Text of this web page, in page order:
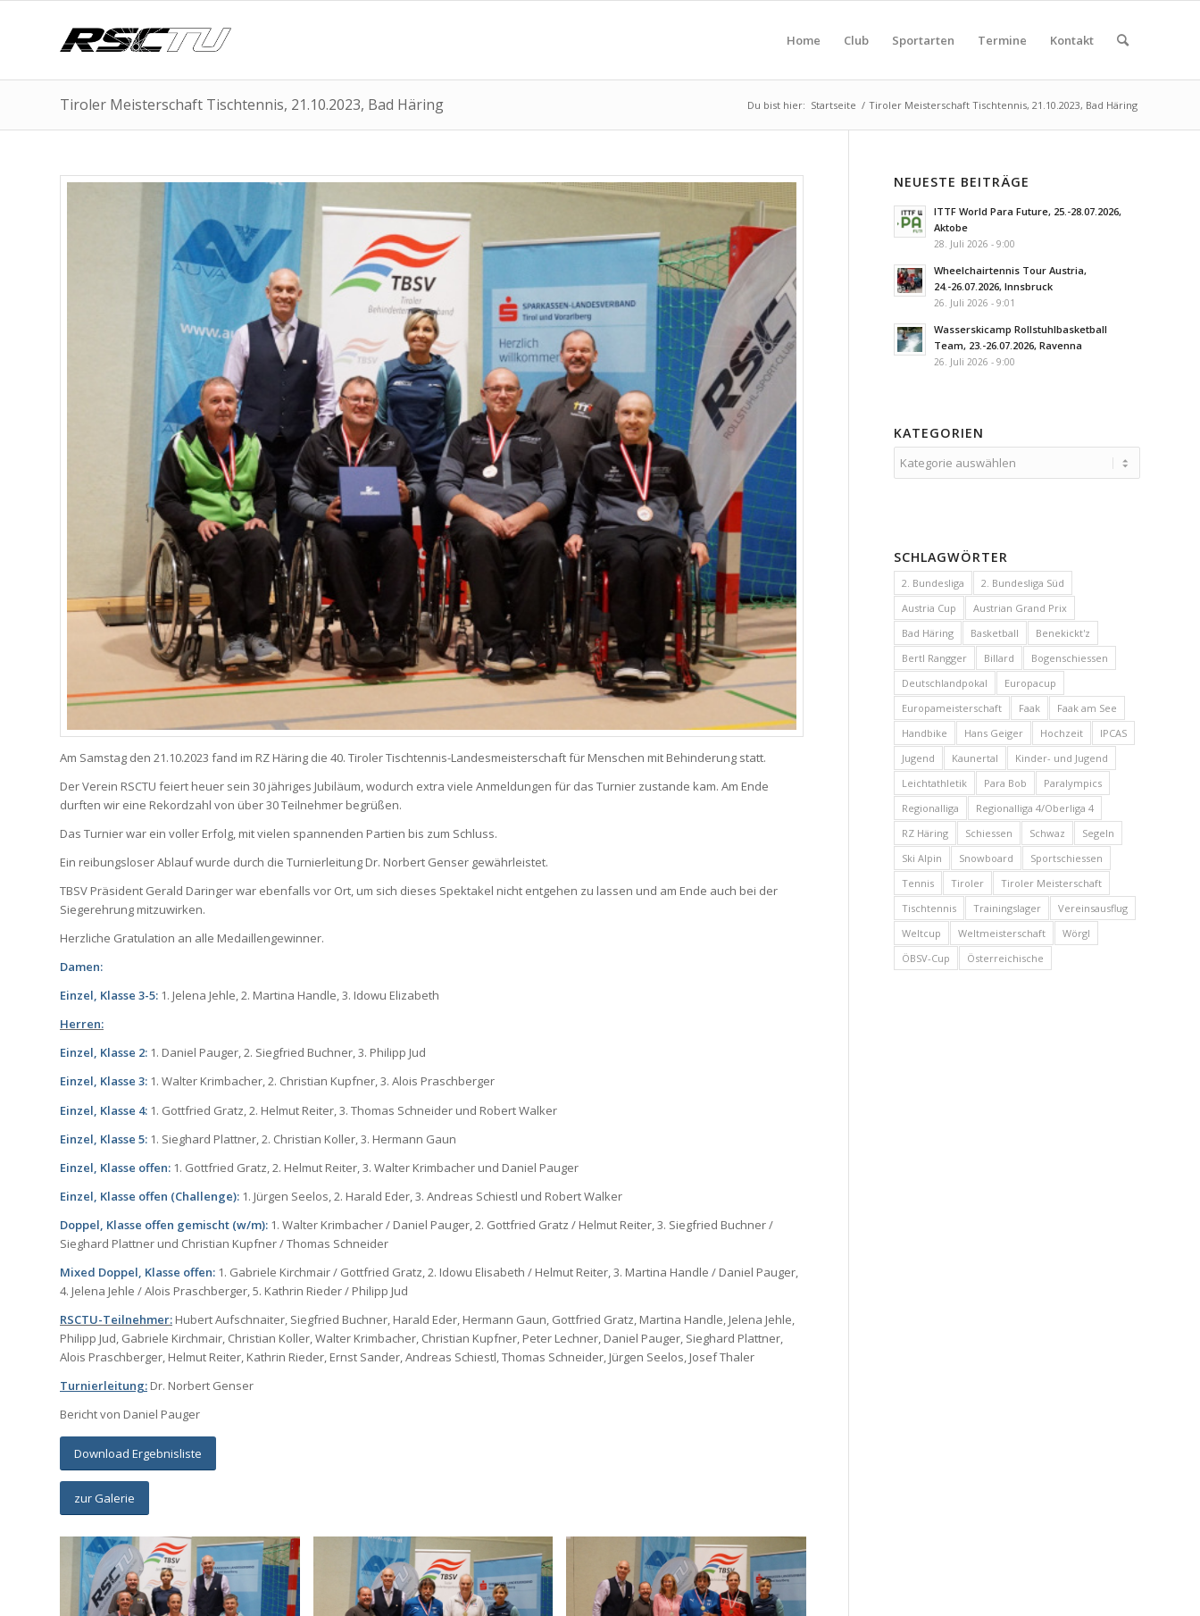
Home Club Sportarten Termine Kontakt
Tiroler Meisterschaft Tischtennis, 21.10.2023, Bad Häring Du bist hier: Startseite / Tiroler Meisterschaft Tischtennis, 21.10.2023, Bad Häring
Am Samstag den 21.10.2023 fand im RZ Häring die 40. Tiroler Tischtennis-Landesmeisterschaft für Menschen mit Behinderung statt.
Der Verein RSCTU feiert heuer sein 30 jähriges Jubiläum, wodurch extra viele Anmeldungen für das Turnier zustande kam. Am Ende
durften wir eine Rekordzahl von über 30 Teilnehmer begrüßen.
Das Turnier war ein voller Erfolg, mit vielen spannenden Partien bis zum Schluss.
Ein reibungsloser Ablauf wurde durch die Turnierleitung Dr. Norbert Genser gewährleistet.
TBSV Präsident Gerald Daringer war ebenfalls vor Ort, um sich dieses Spektakel nicht entgehen zu lassen und am Ende auch bei der
Siegerehrung mitzuwirken.
Herzliche Gratulation an alle Medaillengewinner.
Damen:
Einzel, Klasse 3-5: 1. Jelena Jehle, 2. Martina Handle, 3. Idowu Elizabeth
Herren:
Einzel, Klasse 2: 1. Daniel Pauger, 2. Siegfried Buchner, 3. Philipp Jud
Einzel, Klasse 3: 1. Walter Krimbacher, 2. Christian Kupfner, 3. Alois Praschberger
Einzel, Klasse 4: 1. Gottfried Gratz, 2. Helmut Reiter, 3. Thomas Schneider und Robert Walker
Einzel, Klasse 5: 1. Sieghard Plattner, 2. Christian Koller, 3. Hermann Gaun
Einzel, Klasse offen: 1. Gottfried Gratz, 2. Helmut Reiter, 3. Walter Krimbacher und Daniel Pauger
Einzel, Klasse offen (Challenge): 1. Jürgen Seelos, 2. Harald Eder, 3. Andreas Schiestl und Robert Walker
Doppel, Klasse offen gemischt (w/m): 1. Walter Krimbacher / Daniel Pauger, 2. Gottfried Gratz / Helmut Reiter, 3. Siegfried Buchner /
Sieghard Plattner und Christian Kupfner / Thomas Schneider
Mixed Doppel, Klasse offen: 1. Gabriele Kirchmair / Gottfried Gratz, 2. Idowu Elisabeth / Helmut Reiter, 3. Martina Handle / Daniel Pauger,
4. Jelena Jehle / Alois Praschberger, 5. Kathrin Rieder / Philipp Jud
RSCTU-Teilnehmer: Hubert Aufschnaiter, Siegfried Buchner, Harald Eder, Hermann Gaun, Gottfried Gratz, Martina Handle, Jelena Jehle,
Philipp Jud, Gabriele Kirchmair, Christian Koller, Walter Krimbacher, Christian Kupfner, Peter Lechner, Daniel Pauger, Sieghard Plattner,
Alois Praschberger, Helmut Reiter, Kathrin Rieder, Ernst Sander, Andreas Schiestl, Thomas Schneider, Jürgen Seelos, Josef Thaler
Turnierleitung: Dr. Norbert Genser
Bericht von Daniel Pauger
Download Ergebnisliste
zur Galerie
NEUESTE BEITRÄGE
ITTF World Para Future, 25.-28.07.2026,
Aktobe
28. Juli 2026 - 9:00
Wheelchairtennis Tour Austria,
24.-26.07.2026, Innsbruck
26. Juli 2026 - 9:01
Wasserskicamp Rollstuhlbasketball
Team, 23.-26.07.2026, Ravenna
26. Juli 2026 - 9:00
KATEGORIEN
SCHLAGWÖRTER
2. Bundesliga
2. Bundesliga Süd
Austria Cup
Austrian Grand Prix
Bad Häring
Basketball
Benekickt'z
Bertl Rangger
Billard
Bogenschiessen
Deutschlandpokal
Europacup
Europameisterschaft
Faak
Faak am See
Handbike
Hans Geiger Hochzeit
IPCAS
Jugend
Kaunertal
Kinder- und Jugend
Leichtathletik
Para Bob
Paralympics
Regionalliga
Regionalliga 4/Oberliga 4
RZ Häring
Schiessen Schwaz
Segeln
Ski Alpin
Snowboard
Sportschiessen
Tennis
Tiroler
Tiroler Meisterschaft
Tischtennis
Trainingslager
Vereinsausflug
Weltcup
Weltmeisterschaft
Wörgl
ÖBSV-Cup
Österreichische